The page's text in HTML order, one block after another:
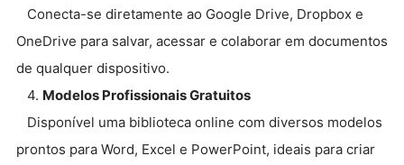
Conecta-se diretamente ao Google Drive, Dropbox e
OneDrive para salvar, acessar e colaborar em documentos
de qualquer dispositivo.
4. Modelos Profissionais Gratuitos
Disponível uma biblioteca online com diversos modelos
prontos para Word, Excel e PowerPoint, ideais para criar